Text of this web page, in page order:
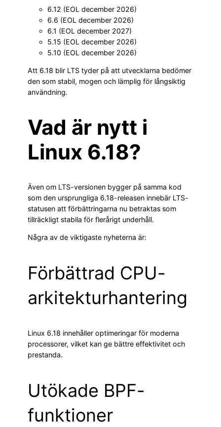
6.12 (EOL december 2026)
6.6 (EOL december 2026)
6.1 (EOL december 2027)
5.15 (EOL december 2026)
5.10 (EOL december 2026)
Att 6.18 blir LTS tyder på att utvecklarna bedömer
den som stabil, mogen och lämplig för långsiktig
användning.
Vad är nytt i
Linux 6.18?
Även om LTS-versionen bygger på samma kod
som den ursprungliga 6.18-releasen innebär LTS-
statusen att förbättringarna nu betraktas som
tillräckligt stabila för flerårigt underhåll.
Några av de viktigaste nyheterna är:
Förbättrad CPU-
arkitekturhantering
Linux 6.18 innehåller optimeringar för moderna
processorer, vilket kan ge bättre effektivitet och
prestanda.
Utökade BPF-
funktioner